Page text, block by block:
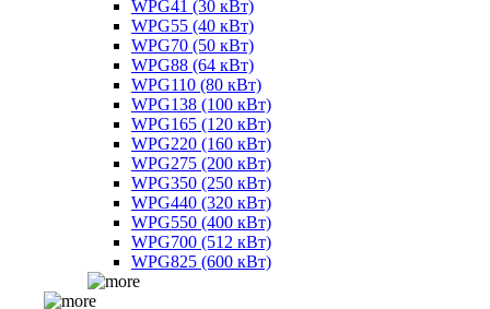
WPG41 (30 кВт)
WPG55 (40 кВт)
WPG70 (50 кВт)
WPG88 (64 кВт)
WPG110 (80 кВт)
WPG138 (100 кВт)
WPG165 (120 кВт)
WPG220 (160 кВт)
WPG275 (200 кВт)
WPG350 (250 кВт)
WPG440 (320 кВт)
WPG550 (400 кВт)
WPG700 (512 кВт)
WPG825 (600 кВт)